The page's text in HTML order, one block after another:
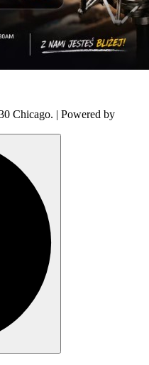
Chicago. | Powered by